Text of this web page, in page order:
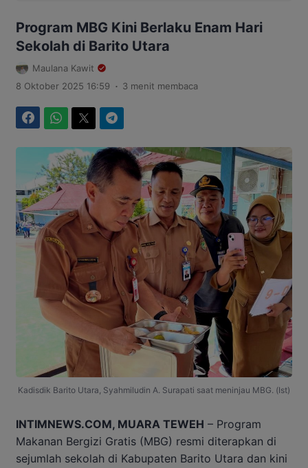
Program MBG Kini Berlaku Enam Hari
Sekolah di Barito Utara
Maulana Kawit
8 Oktober 2025 16:59 . 3 menit membaca
Kadisdik Barito Utara, Syahmiludin A. Surapati saat meninjau MBG. (Ist)
INTIMNEWS.COM, MUARA TEWEH – Program
Makanan Bergizi Gratis (MBG) resmi diterapkan di
sejumlah sekolah di Kabupaten Barito Utara dan kini